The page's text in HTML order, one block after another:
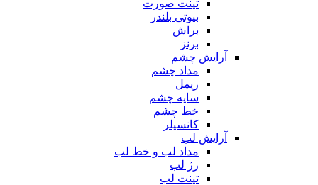
تینت صورت
بیوتی بلندر
براش
برنز
آرایش چشم
مداد چشم
ریمل
سایه چشم
خط چشم
کانسیلر
آرایش لب
مداد لب و خط لب
رژ لب
تینت لب